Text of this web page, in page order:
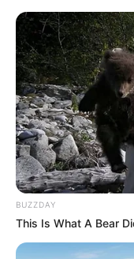
BUZZDAY
This Is What A Bear